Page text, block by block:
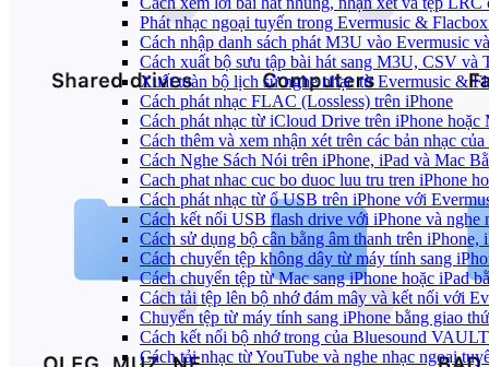
Phát nhạc ngoại tuyến trong Evermusic &
Cách nhập danh sách phát M3U vào Evermusic
Cách xuất bộ sưu tập bài hát sang M3U, CSV
Xuất toàn bộ lịch sử nghe nhạc từ Evermusic &
Cách phát nhạc FLAC (Lossless) trên iPhone
Cách phát nhạc từ iCloud Drive trên iPhone hoặc
Cách thêm và xem nhận xét trên các bản nhạc
Cách Nghe Sách Nói trên iPhone, iPad và Mac
Cach phat nhac cuc bo duoc luu tru tren iPhone
Cách phát nhạc từ ổ USB trên iPhone với
Cách kết nối USB flash drive với iPhone và nghe
Cách sử dụng bộ cân bằng âm thanh trên
Cách chuyển tệp không dây từ máy tính sang
Cách chuyển tệp từ Mac sang iPhone hoặc iPad
Cách tải tệp lên bộ nhớ đám mây và kết nối với
Chuyển tệp từ máy tính sang iPhone bằng giao
Cách kết nối bộ nhớ trong của Bluesound
Cách tải nhạc từ YouTube và nghe nhạc ngoại